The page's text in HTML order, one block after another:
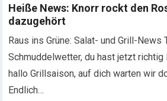
Heiße News: Knorr rockt den
dazugehört
Raus ins Grüne: Salat- und Grill-News
Schmuddelwetter, du hast jetzt richtig
hallo Grillsaison, auf dich warten wir
Endlich…